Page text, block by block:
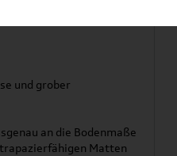
und grober
an die Bodenmaße
Matten